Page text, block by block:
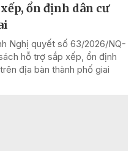
ổn định dân cư
Nghị quyết số 63/2026/NQ-
hỗ trợ sắp xếp, ổn định
địa bàn thành phố giai